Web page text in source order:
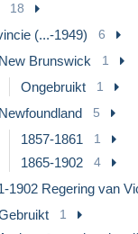
18
(...-1949) 6
Brunswick 1
Ongebruikt 1
5
1857-1861 1
1865-1902 4
1902 Regering van
1